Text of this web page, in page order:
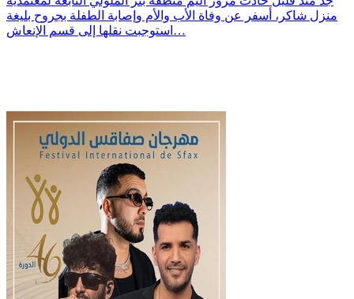
منزل شاكر، أسفر عن وفاة الأب والأم وإصابة الطفلة بجروح بليغة
استوجبت نقلها إلى قسم الإنعاش…